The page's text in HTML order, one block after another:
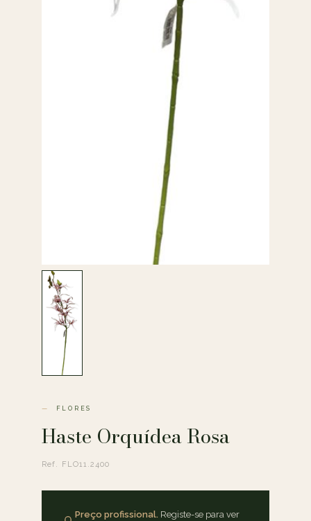
FLORES
Haste Orquídea Rosa
Ref. FLO11.2400
Preço profissional. Registe-se para ver